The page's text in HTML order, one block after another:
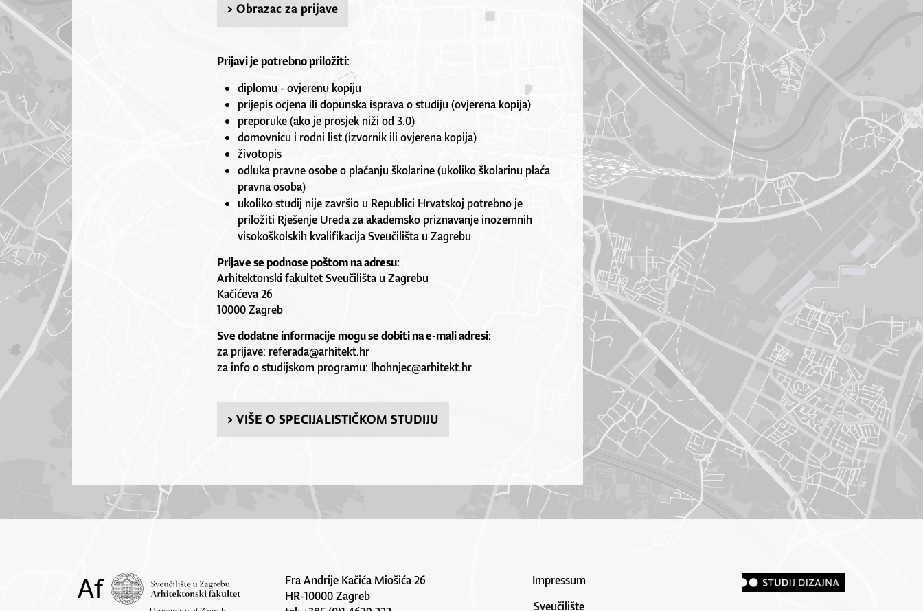
> Obrazac za prijave
Prijavi je potrebno priložiti:
diplomu - ovjerenu kopiju
prijepis ocjena ili dopunska isprava o studiju (ovjerena kopija)
preporuke (ako je prosjek niži od 3.0)
domovnicu i rodni list (izvornik ili ovjerena kopija)
životopis
odluka pravne osobe o plaćanju školarine (ukoliko školarinu plaća
pravna osoba)
ukoliko studij nije završio u Republici Hrvatskoj potrebno je
priložiti Rješenje Ureda za akademsko priznavanje inozemnih
visokoškolskih kvalifikacija Sveučilišta u Zagrebu
Prijave se podnose poštom na adresu:
Arhitektonski fakultet Sveučilišta u Zagrebu
Kačićeva 26
10000 Zagreb
Sve dodatne informacije mogu se dobiti na e-mali adresi:
za prijave: referada@arhitekt.hr
za info o studijskom programu: lhohnjec@arhitekt.hr
> VIŠE O SPECIJALISTIČKOM STUDIJU
Fra Andrije Kačića Miošića 26
HR-10000 Zagreb
Impressum
Sveučilište